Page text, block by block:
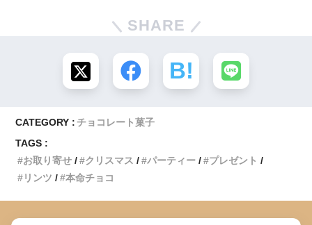
SHARE
CATEGORY : チョコレート菓子
TAGS :
お取り寄せ
クリスマス パーティー
プレゼント
リンツ
本命チョコ